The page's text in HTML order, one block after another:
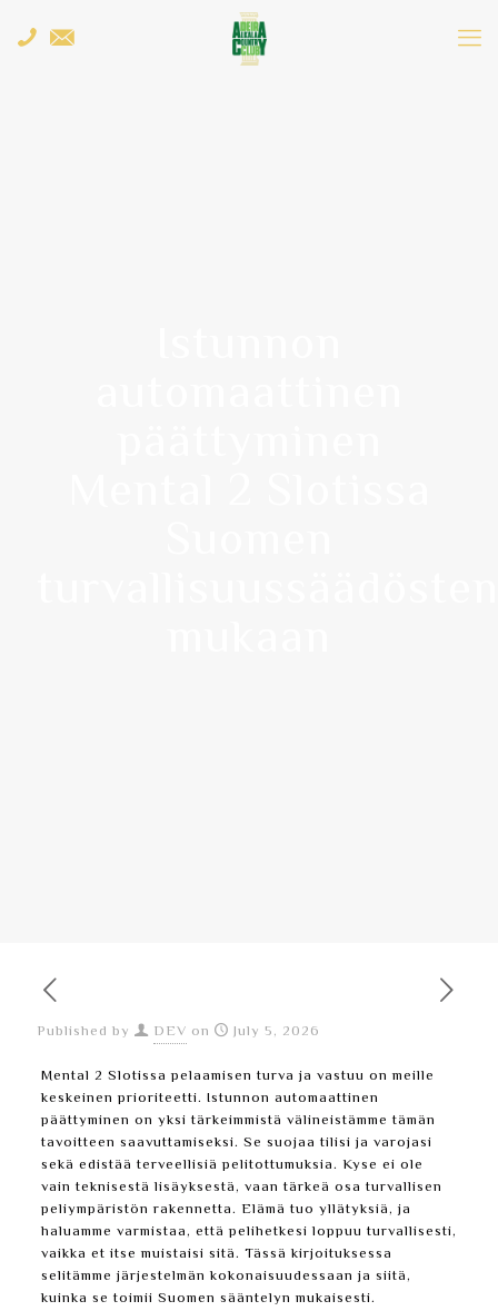
Published by DEV on
July 5, 2026
Mental 2 Slotissa pelaamisen turva ja vastuu on meille
keskeinen prioriteetti. Istunnon automaattinen
päättyminen on yksi tärkeimmistä välineistämme tämän
tavoitteen saavuttamiseksi. Se suojaa tilisi ja varojasi
sekä edistää terveellisiä pelitottumuksia. Kyse ei ole
vain teknisestä lisäyksestä, vaan tärkeä osa turvallisen
peliympäristön rakennetta. Elämä tuo yllätyksiä, ja
haluamme varmistaa, että pelihetkesi loppuu turvallisesti,
vaikka et itse muistaisi sitä. Tässä kirjoituksessa
selitämme järjestelmän kokonaisuudessaan ja siitä,
kuinka se toimii Suomen sääntelyn mukaisesti.